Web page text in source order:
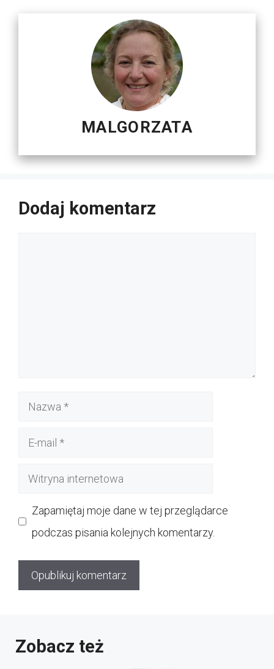
MALGORZATA
Dodaj komentarz
Nazwa
Witryna
Zapamiętaj moje dane w tej przeglądarce
podczas pisania kolejnych komentarzy.
Zobacz też